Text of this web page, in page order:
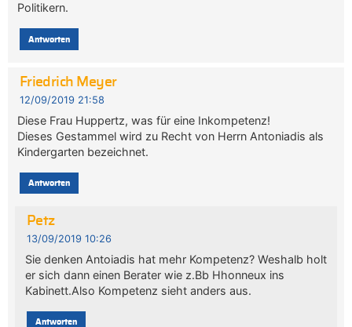
Politikern.
Antworten
Friedrich Meyer
12/09/2019 21:58
Diese Frau Huppertz, was für eine Inkompetenz!
Dieses Gestammel wird zu Recht von Herrn Antoniadis als
Kindergarten bezeichnet.
Antworten
Petz
13/09/2019 10:26
Sie denken Antoiadis hat mehr Kompetenz? Weshalb holt
er sich dann einen Berater wie z.Bb Hhonneux ins
Kabinett.Also Kompetenz sieht anders aus.
Antworten